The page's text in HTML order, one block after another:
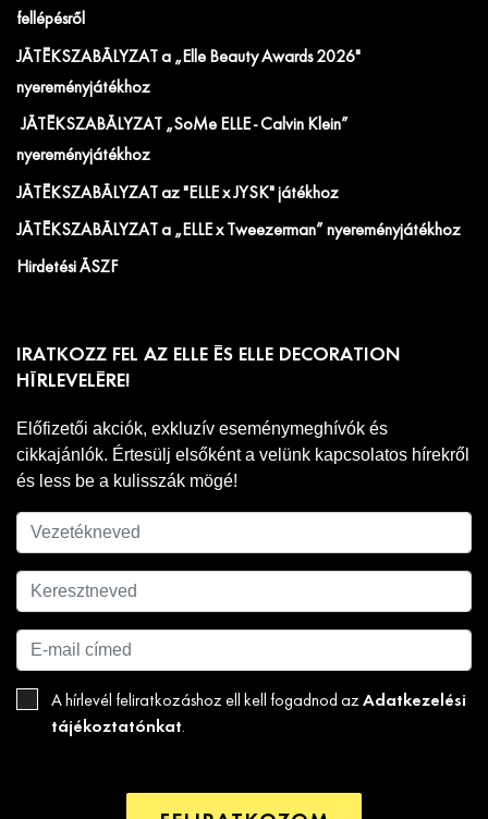
fellépésről
JÁTÉKSZABÁLYZAT a „Elle Beauty Awards 2026"
nyereményjátékhoz
JÁTÉKSZABÁLYZAT „SoMe ELLE - Calvin Klein”
nyereményjátékhoz
JÁTÉKSZABÁLYZAT az "ELLE x JYSK" játékhoz
JÁTÉKSZABÁLYZAT a „ELLE x Tweezerman” nyereményjátékhoz
Hirdetési ÁSZF
IRATKOZZ FEL AZ ELLE ÉS ELLE DECORATION
HÍRLEVELÉRE!
Előfizetői akciók, exkluzív eseménymeghívók és
cikkajánlók. Értesülj elsőként a velünk kapcsolatos hírekről
és less be a kulisszák mögé!
A hírlevél feliratkozáshoz ell kell fogadnod az Adatkezelési
tájékoztatónkat.